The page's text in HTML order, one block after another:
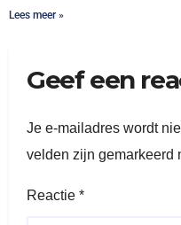
Lees meer »
Geef een
Je e-mailadres wordt
velden zijn gemarkeerd
Reactie *